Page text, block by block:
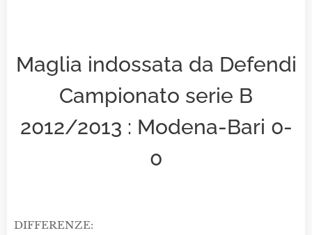
Maglia indossata da Defendi
Campionato serie B
2012/2013 : Modena-Bari 0-
0
DIFFERENZE: